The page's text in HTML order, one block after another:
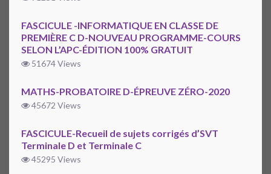
FASCICULE -INFORMATIQUE EN CLASSE DE
PREMIÈRE C D-NOUVEAU PROGRAMME-COURS
SELON L’APC-ÉDITION 100% GRATUIT
51674 Views
MATHS-PROBATOIRE D-ÉPREUVE ZÉRO-2020
45672 Views
FASCICULE-Recueil de sujets corrigés d’SVT
Terminale D et Terminale C
45295 Views